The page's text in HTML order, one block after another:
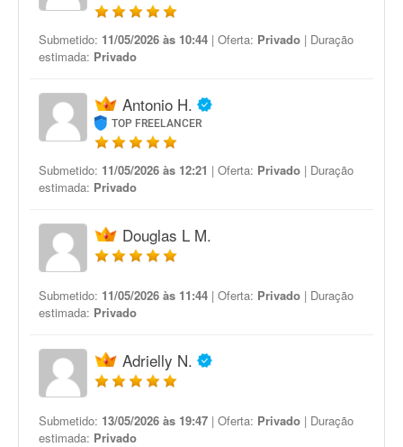
Submetido: 11/05/2026 às 10:44 | Oferta: Privado | Duração
estimada: Privado
Antonio H.
TOP FREELANCER
Submetido: 11/05/2026 às 12:21 | Oferta: Privado | Duração
estimada: Privado
Douglas L M.
Submetido: 11/05/2026 às 11:44 | Oferta: Privado | Duração
estimada: Privado
Adrielly N.
Submetido: 13/05/2026 às 19:47 | Oferta: Privado | Duração
estimada: Privado